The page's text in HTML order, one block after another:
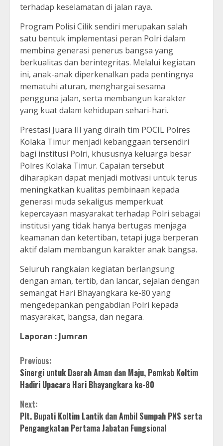
terhadap keselamatan di jalan raya.
Program Polisi Cilik sendiri merupakan salah
satu bentuk implementasi peran Polri dalam
membina generasi penerus bangsa yang
berkualitas dan berintegritas. Melalui kegiatan
ini, anak-anak diperkenalkan pada pentingnya
mematuhi aturan, menghargai sesama
pengguna jalan, serta membangun karakter
yang kuat dalam kehidupan sehari-hari.
Prestasi Juara III yang diraih tim POCIL Polres
Kolaka Timur menjadi kebanggaan tersendiri
bagi institusi Polri, khususnya keluarga besar
Polres Kolaka Timur. Capaian tersebut
diharapkan dapat menjadi motivasi untuk terus
meningkatkan kualitas pembinaan kepada
generasi muda sekaligus memperkuat
kepercayaan masyarakat terhadap Polri sebagai
institusi yang tidak hanya bertugas menjaga
keamanan dan ketertiban, tetapi juga berperan
aktif dalam membangun karakter anak bangsa.
Seluruh rangkaian kegiatan berlangsung
dengan aman, tertib, dan lancar, sejalan dengan
semangat Hari Bhayangkara ke-80 yang
mengedepankan pengabdian Polri kepada
masyarakat, bangsa, dan negara.
Laporan : Jumran
Continue
Reading
Previous:
Sinergi untuk Daerah Aman dan Maju, Pemkab Koltim
Hadiri Upacara Hari Bhayangkara ke-80
Next:
Plt. Bupati Koltim Lantik dan Ambil Sumpah PNS serta
Pengangkatan Pertama Jabatan Fungsional